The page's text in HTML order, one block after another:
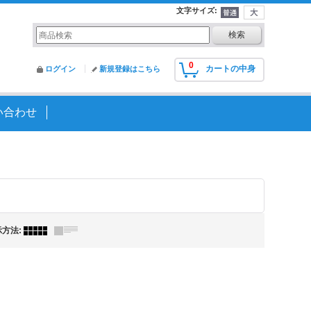
文字サイズ:
0 カートの中身
ログイン 新規登録はこちら
合わせ
方法: